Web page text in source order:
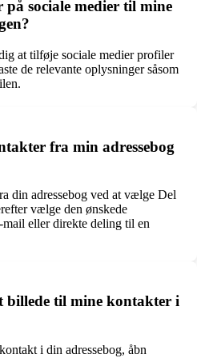
sociale medier til mine
at tilføje sociale medier profiler
de relevante oplysninger såsom
fra min adressebog
din adressebog ved at vælge Del
vælge den ønskede
mail eller direkte deling til en
billede til mine kontakter i
i din adressebog, åbn